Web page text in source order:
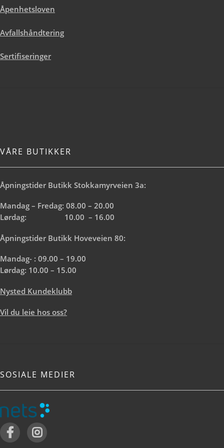
Åpenhetsloven
Avfallshåndtering
Sertifiseringer
VÅRE BUTIKKER
Åpningstider Butikk Stokkamyrveien 3a:
Mandag – Fredag: 08.00 – 20.00
Lørdag: 10.00 – 16.00
Åpningstider Butikk Hoveveien 80:
Mandag- : 09.00 – 19.00
Lørdag: 10.00 – 15.00
Nysted Kundeklubb
Vil du leie hos oss?
SOSIALE MEDIER